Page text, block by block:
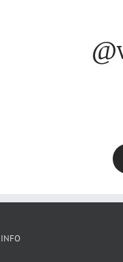
INFO